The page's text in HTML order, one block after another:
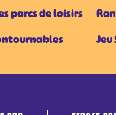
parcs de loisirs
Jeu